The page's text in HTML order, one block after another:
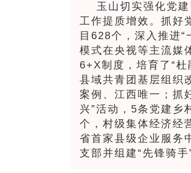
玉山切实强化党
工作提质增效。抓好
目628个，深入推进
模式在央视等主流媒
6+X制度，培育了“杜
县域共青团基层组织
案例、江西唯一；抓
兴”活动，5条党建乡
个，村级集体经济经
省首家县级企业服务
支部并组建“先锋骑